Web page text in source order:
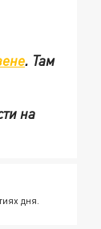
. Там
на
дня.